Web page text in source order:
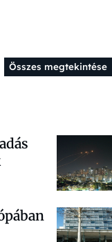
Összes megtekintése